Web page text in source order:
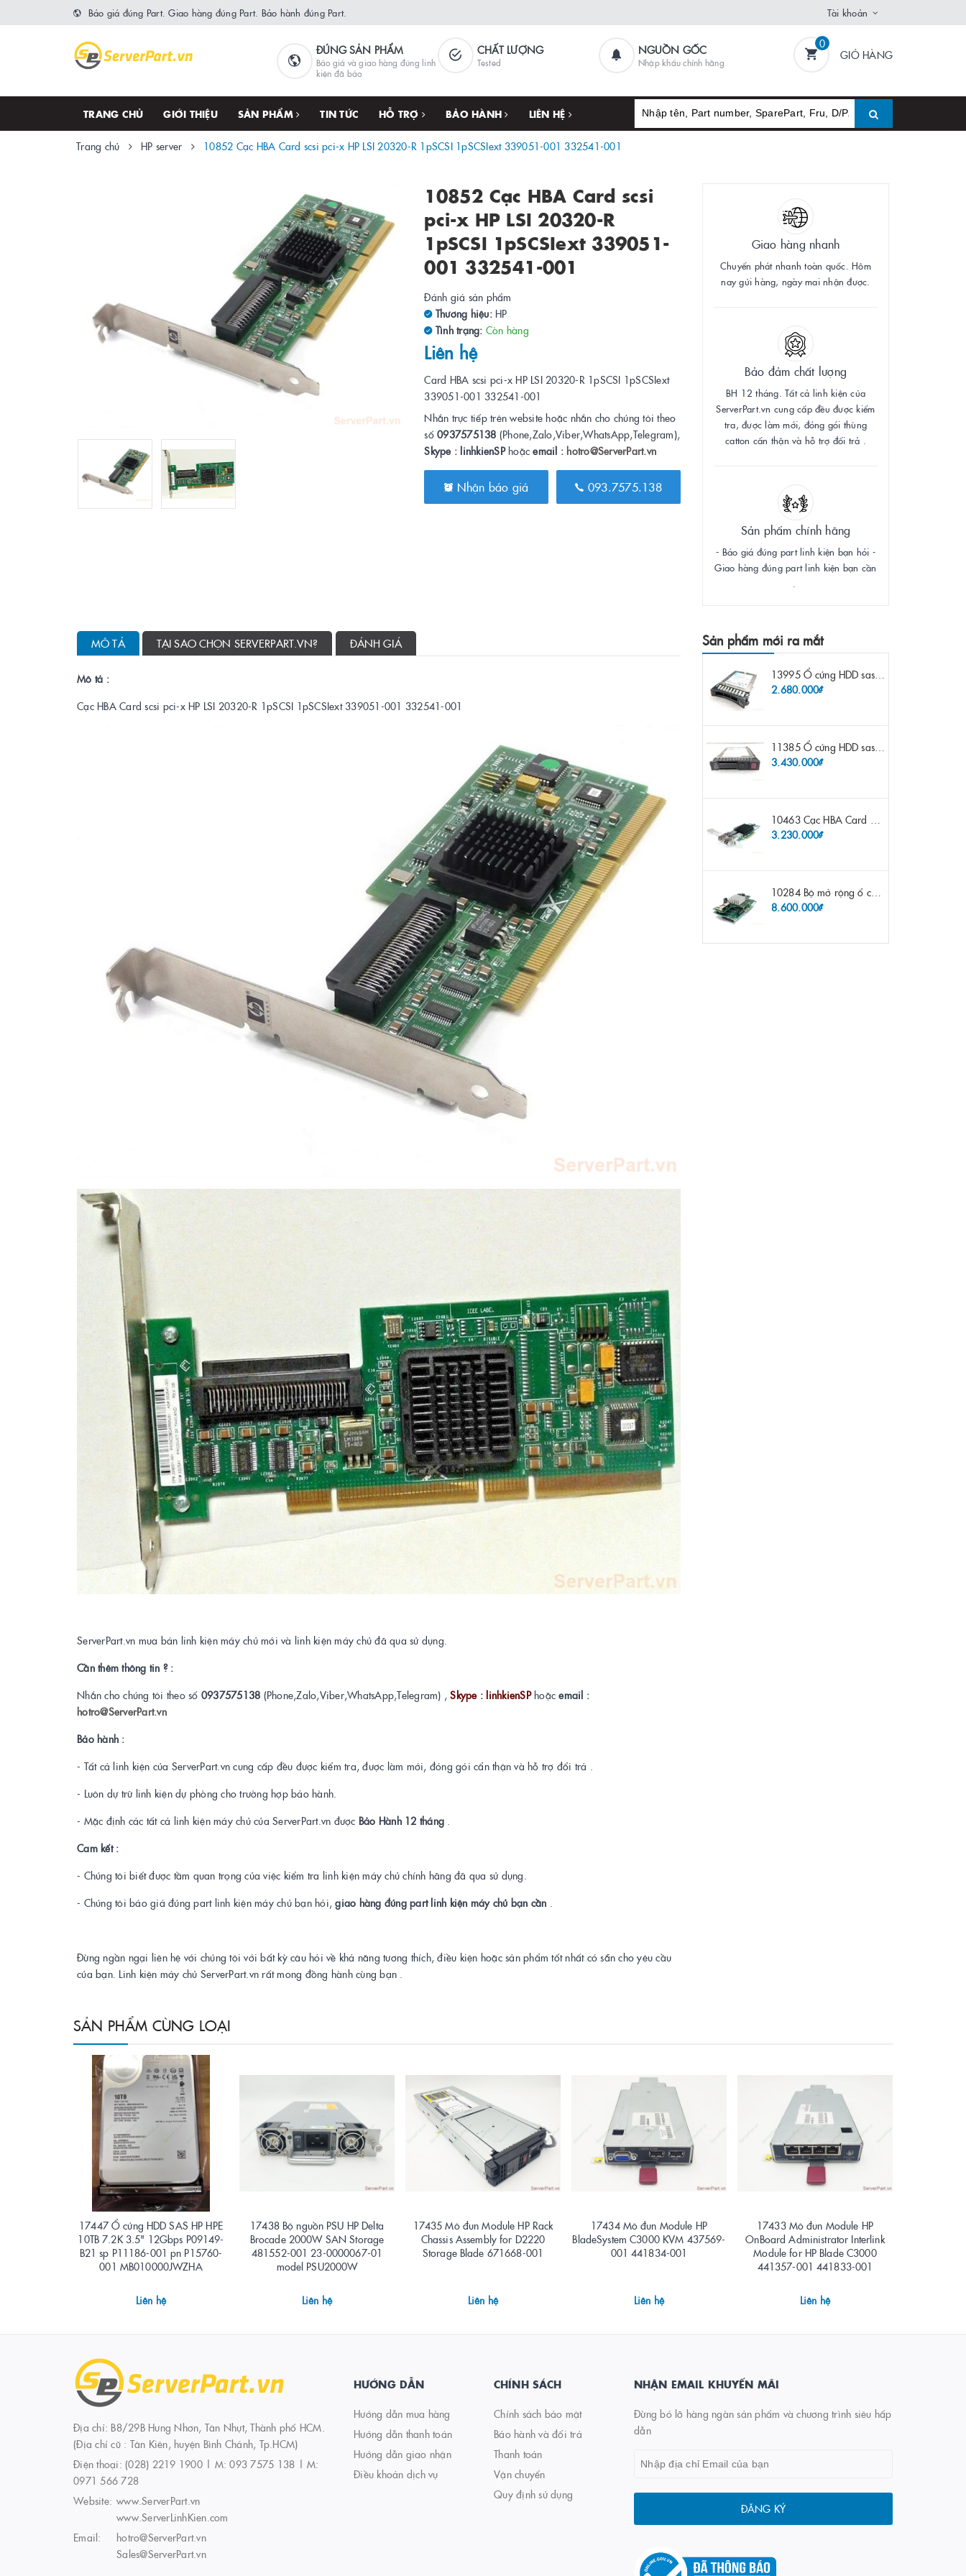
Báo giá đúng Part. Giao hàng đúng Part. Bảo hành đúng Part. Tài khoản
ĐÚNG SẢN PHẨM
Báo giá và giao hàng đúng linh
kiện đã báo
CHẤT LƯỢNG
Tested
NGUỒN GỐC
Nhập khẩu chính hãng
0
GIỎ HÀNG
TRANG CHỦ GIỚI THIỆU SẢN PHẨM TIN TỨC HỖ TRỢ BẢO HÀNH LIÊN HỆ
Trang chủ HP server 10852 Cạc HBA Card scsi pci-x HP LSI 20320-R 1pSCSI 1pSCSIext 339051-001 332541-001
10852 Cạc HBA Card scsi
pci-x HP LSI 20320-R
1pSCSI 1pSCSIext 339051-
001 332541-001
Đánh giá sản phẩm
Thương hiệu: HP
Tình trạng: Còn hàng
Liên hệ
Card HBA scsi pci-x HP LSI 20320-R 1pSCSI 1pSCSIext
339051-001 332541-001
Nhắn trực tiếp trên website hoặc nhắn cho chúng tôi theo
số0937575138 (Phone,Zalo,Viber,WhatsApp,Telegram),
Skype : linhkienSPhoặcemail : hotro@ServerPart.vn
Nhận báo giá 093.7575.138
Giao hàng nhanh
Chuyển phát nhanh toàn quốc. Hôm
nay gửi hàng, ngày mai nhận được.
Bảo đảm chất lượng
BH 12 tháng. Tất cả linh kiện của
ServerPart.vn cung cấp đều được kiểm
tra, được làm mới, đóng gói thùng
catton cẩn thận và hỗ trợ đổi trả .
Sản phẩm chính hãng
- Báo giá đúng part linh kiện bạn hỏi -
Giao hàng đúng part linh kiện bạn cần
MÔ TẢ TẠI SAO CHỌN SERVERPART.VN? ĐÁNH GIÁ
Mô tả :
Cạc HBA Card scsi pci-x HP LSI 20320-R 1pSCSI 1pSCSIext 339051-001 332541-001
ServerPart.vn mua bán linh kiện máy chủ mới và linh kiện máy chủ đã qua sử dụng.
Cần thêm thông tin ? :
Nhắn cho chúng tôi theo số 0937575138 (Phone,Zalo,Viber,WhatsApp,Telegram) ,Skype : linhkienSPhoặcemail :
hotro@ServerPart.vn
Bảo hành :
- Tất cả linh kiện của ServerPart.vn cung cấp đều được kiểm tra, được làm mới, đóng gói cẩn thận và hỗ trợ đổi trả .
- Luôn dự trữ linh kiện dự phòng cho trường hợp bảo hành.
- Mặc định các tất cả linh kiện máy chủ của ServerPart.vn được Bảo Hành 12 tháng .
Cam kết :
- Chúng tôi biết được tầm quan trọng của việc kiểm tra linh kiện máy chủ chính hãng đã qua sử dụng.
- Chúng tôi báo giá đúng part linh kiện máy chủ bạn hỏi,giao hàng đúng part linh kiện máy chủ bạn cần .
Đừng ngần ngại liên hệ với chúng tôi với bất kỳ câu hỏi về khả năng tương thích, điều kiện hoặc sản phẩm tốt nhất có sẵn cho yêu cầu
của bạn. Linh kiện máy chủ ServerPart.vn rất mong đồng hành cùng bạn .
Sản phẩm mới ra mắt
13995 Ổ cứng HDD sas IBM 300gb 10k 2.5" 6G fru 44W2265 opt 44W2264 pn 44W2268 ST9300503SS
2.680.000₫
11385 Ổ cứng HDD sas HP 600gb 10k 2.5" sp 653957-001 pn 619286-003 pn 641552-003 pn 689287-003 652583-B21
3.430.000₫
10463 Cạc HBA Card FC IBM Emulex LPE12002 8Gb 2 port FC SFP fru 42D0500 pn 42D0496 opt 42D0494 LPE12002
3.230.000₫
10284 Bộ mở rộng ổ cứng IBM Lenovo x3650 m4 69Y5319 8x 2.5" HS HDD Assembly Kit with Expander
8.600.000₫
SẢN PHẨM CÙNG LOẠI
17447 Ổ cứng HDD SAS HP HPE
10TB 7.2K 3.5" 12Gbps P09149-
B21 sp P11186-001 pn P15760-
001 MB010000JWZHA
Liên hệ
17438 Bộ nguồn PSU HP Delta
Brocade 2000W SAN Storage
481552-001 23-0000067-01
model PSU2000W
Liên hệ
17435 Mô đun Module HP Rack
Chassis Assembly for D2220
Storage Blade 671668-001
Liên hệ
17434 Mô đun Module HP
BladeSystem C3000 KVM 437569-
001 441834-001
Liên hệ
17433 Mô đun Module HP
OnBoard Administrator Interlink
Module for HP Blade C3000
441357-001 441833-001
Liên hệ
Địa chỉ: B8/29B Hưng Nhơn, Tân Nhựt, Thành phố HCM.
(Địa chỉ cũ : Tân Kiên, huyện Bình Chánh, Tp.HCM)
Điện thoại: (028) 2219 1900 | M: 093 7575 138 | M:
0971 566 728
Website: www.ServerPart.vn
www.ServerLinhKien.com
Email:
hotro@ServerPart.vn
Sales@ServerPart.vn
HƯỚNG DẪN
Hướng dẫn mua hàng
Hướng dẫn thanh toán
Hướng dẫn giao nhận
Điều khoản dịch vụ
CHÍNH SÁCH
Chính sách bảo mật
Bảo hành và đổi trả
Thanh toán
Vận chuyển
Quy định sử dụng
NHẬN EMAIL KHUYẾN MÃI
Đừng bỏ lỡ hàng ngàn sản phẩm và chương trình siêu hấp
dẫn
ĐĂNG KÝ